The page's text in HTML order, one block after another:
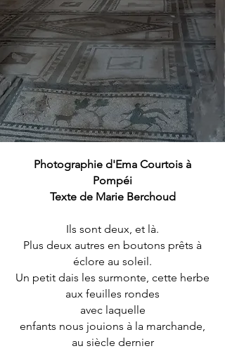
Photographie d'Ema Courtois à
Pompéi
Texte de Marie Berchoud
Ils sont deux, et là.
Plus deux autres en boutons prêts à
éclore au soleil.
Un petit dais les surmonte, cette herbe
aux feuilles rondes
avec laquelle
enfants nous jouions à la marchande,
au siècle dernier